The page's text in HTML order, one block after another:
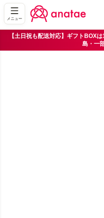
メニュー
【土日祝も配送対応】ギフトBOX
島・一